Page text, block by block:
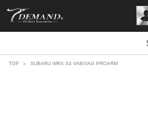
TOP SUBARU WRX S4 VAB/VAG PROARM